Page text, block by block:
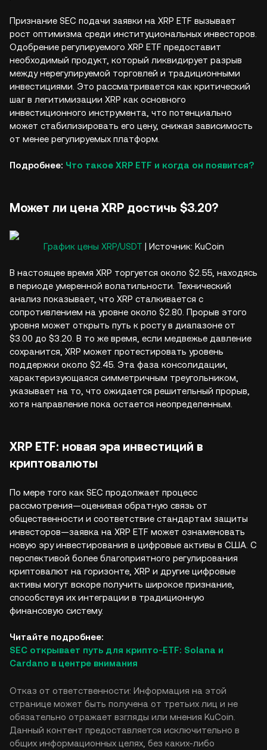
Признание SEC подачи заявки на XRP ETF вызывает
рост оптимизма среди институциональных инвесторов.
Одобрение регулируемого XRP ETF предоставит
необходимый продукт, который ликвидирует разрыв
между нерегулируемой торговлей и традиционными
инвестициями. Это рассматривается как критический
шаг в легитимизации XRP как основного
инвестиционного инструмента, что потенциально
может стабилизировать его цену, снижая зависимость
от менее регулируемых платформ.
Подробнее: Что такое XRP ETF и когда он появится?
Может ли цена XRP достичь $3.20?
График цены XRP/USDT | Источник: KuCoin
В настоящее время XRP торгуется около $2.55, находясь
в периоде умеренной волатильности. Технический
анализ показывает, что XRP сталкивается с
сопротивлением на уровне около $2.80. Прорыв этого
уровня может открыть путь к росту в диапазоне от
$3.00 до $3.20. В то же время, если медвежье давление
сохранится, XRP может протестировать уровень
поддержки около $2.45. Эта фаза консолидации,
характеризующаяся симметричным треугольником,
указывает на то, что ожидается решительный прорыв,
хотя направление пока остается неопределенным.
XRP ETF: новая эра инвестиций в
криптовалюты
По мере того как SEC продолжает процесс
рассмотрения—оценивая обратную связь от
общественности и соответствие стандартам защиты
инвесторов—заявка на XRP ETF может ознаменовать
новую эру инвестирования в цифровые активы в США. С
перспективой более благоприятного регулирования
криптовалют на горизонте, XRP и другие цифровые
активы могут вскоре получить широкое признание,
способствуя их интеграции в традиционную
финансовую систему.
Читайте подробнее:
SEC открывает путь для крипто-ETF: Solana и
Cardano в центре внимания
Отказ от ответственности: Информация на этой
странице может быть получена от третьих лиц и не
обязательно отражает взгляды или мнения KuCoin.
Данный контент предоставляется исключительно в
общих информационных целях, без каких-либо